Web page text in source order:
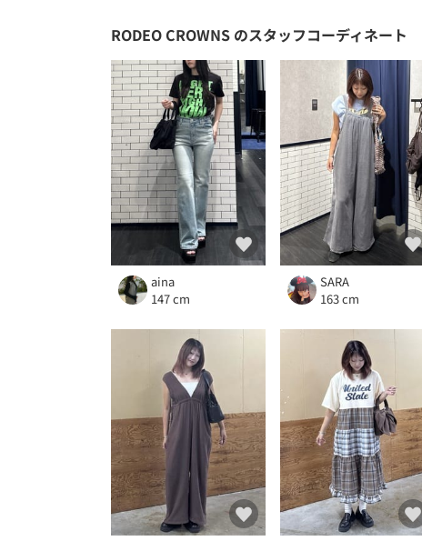
RODEO CROWNS のスタッフコーディネート
aina
147 cm
SARA
163 cm